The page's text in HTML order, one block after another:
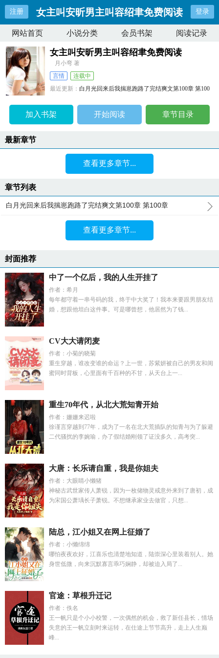
注册 女主叫安昕男主叫容绍聿免费阅读 登录
网站首页 小说分类 会员书架 阅读记录
女主叫安昕男主叫容绍聿免费阅读
月小弯 著
言情
连载中
最近更新： 白月光回来后我揣崽跑路了完结爽文第100章 第100
更新时间：
加入书架 开始阅读 章节目录
最新章节
查看更多章节...
章节列表
白月光回来后我揣崽跑路了完结爽文第100章 第100章
查看更多章节...
封面推荐
中了一个亿后，我的人生开挂了
作者：希月
每年都守着一串号码的我，终于中大奖了！我本来要跟男朋友结
婚，想跟他坦白这件事。可是哪曾想，他居然为了钱...
CV大大请闭麦
作者：小菊的晓菊
重生穿越，谁改变谁的命运？上一世，苏紫妍被自己的男友和闺
蜜同时背板，心里面有千百种的不甘，从天台上一...
重生70年代，从北大荒知青开始
作者：姗姗来迟啦
徐谨言穿越到77年，成为了一名在北大荒插队的知青与为了躲避
二代骚扰的李婉瑜，办了假结婚刚领了证没多久，高考突...
大唐：长乐请自重，我是你姐夫
作者：大眼睛小懒猪
神秘古武世家传人萧锐，因为一枚储物灵戒意外来到了唐初，成
为宋国公萧瑀长子萧锐。不想继承家业去做官，只想...
陆总，江小姐又在网上征婚了
作者：小懒绵绵
哪怕夜夜欢好，江喜乐也清楚地知道，陆崇深心里装着别人。她
身世低微，向来沉默寡言乖巧娴静，却被迫入局了...
官途：草根升迁记
作者：佚名
王一帆只是个小小校警，一次偶然的机会，救了新任县长，情场
失意的王一帆立刻时来运转，在仕途上节节高升，走上人生巅
峰...